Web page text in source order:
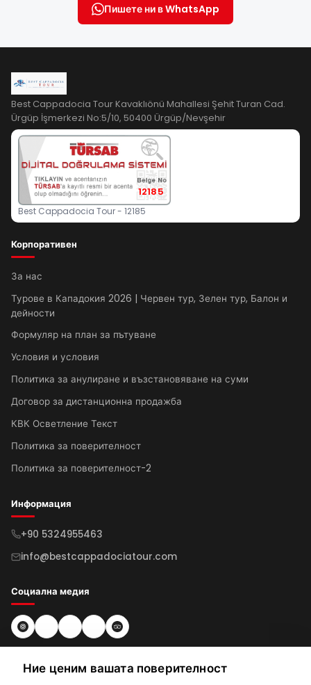
Пишете ни в WhatsApp
Best Cappadocia Tour Kavaklıönü Mahallesi Şehit Turan Cad.
Ürgüp İşmerkezi No:5/10, 50400 Ürgüp/Nevşehir
12185
Best Cappadocia Tour - 12185
Корпоративен
За нас
Турове в Кападокия 2026 | Червен тур, Зелен тур, Балон и
дейности
Формуляр на план за пътуване
Условия и условия
Политика за анулиране и възстановяване на суми
Договор за дистанционна продажба
КВК Осветление Текст
Политика за поверителност
Политика за поверителност-2
Информация
+90 5324955463
info@bestcappadociatour.com
Социална медия
Абонирайте се за бюлетин
Ние ценим вашата поверителност